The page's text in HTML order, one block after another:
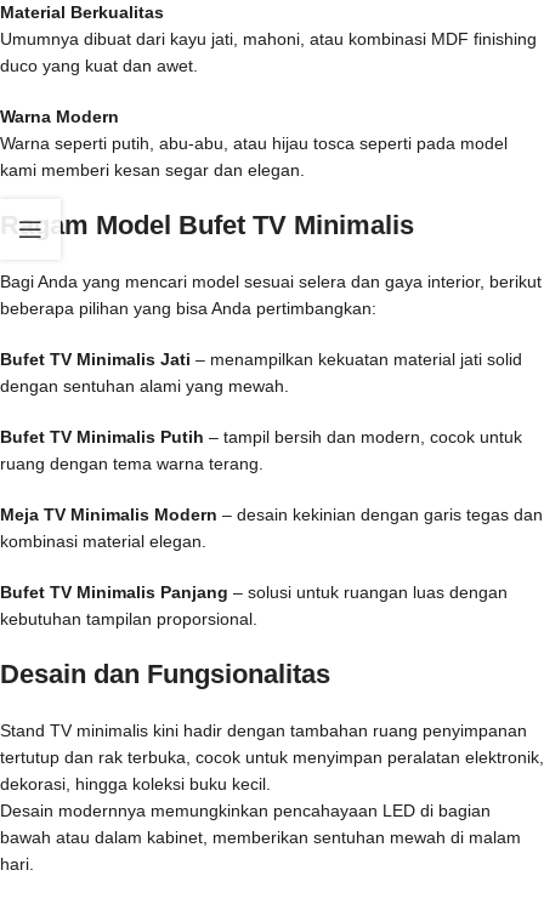
Material Berkualitas
Umumnya dibuat dari kayu jati, mahoni, atau kombinasi MDF finishing
duco yang kuat dan awet.
Warna Modern
Warna seperti putih, abu-abu, atau hijau tosca seperti pada model
kami memberi kesan segar dan elegan.
Ragam Model Bufet TV Minimalis
Bagi Anda yang mencari model sesuai selera dan gaya interior, berikut
beberapa pilihan yang bisa Anda pertimbangkan:
Bufet TV Minimalis Jati – menampilkan kekuatan material jati solid
dengan sentuhan alami yang mewah.
Bufet TV Minimalis Putih – tampil bersih dan modern, cocok untuk
ruang dengan tema warna terang.
Meja TV Minimalis Modern – desain kekinian dengan garis tegas dan
kombinasi material elegan.
Bufet TV Minimalis Panjang – solusi untuk ruangan luas dengan
kebutuhan tampilan proporsional.
Desain dan Fungsionalitas
Stand TV minimalis kini hadir dengan tambahan ruang penyimpanan
tertutup dan rak terbuka, cocok untuk menyimpan peralatan elektronik,
dekorasi, hingga koleksi buku kecil.
Desain modernnya memungkinkan pencahayaan LED di bagian
bawah atau dalam kabinet, memberikan sentuhan mewah di malam
hari.